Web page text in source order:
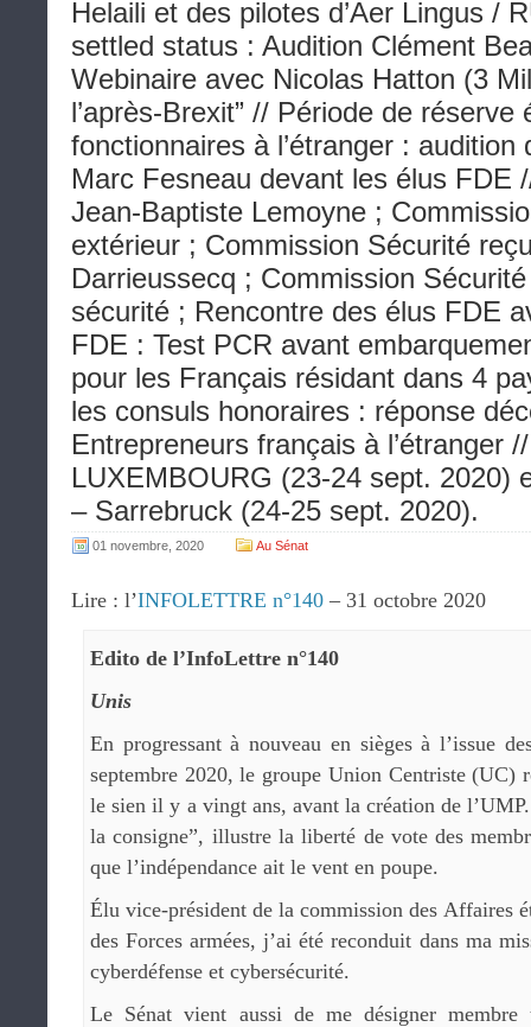
Helaili et des pilotes d’Aer Lingus /
settled status : Audition Clément
Webinaire avec Nicolas Hatton (3
l’après-Brexit” // Période de réserve
fonctionnaires à l’étranger : audition
Marc Fesneau devant les élus FDE
Jean-Baptiste Lemoyne ;
extérieur ; Commission Sécurité
Darrieussecq ; Commission
sécurité ; Rencontre des élus FDE
FDE : Test PCR avant
pour les Français résidant dans 4
les consuls honoraires : réponse
Entrepreneurs français à l’étranger
LUXEMBOURG (23-24 sept. 2020)
– Sarrebruck (24-25 sept. 2020).
01 novembre, 2020 Au Sénat
Lire : l’INFOLETTRE n°140 – 31 octobre 2020
Edito de l’InfoLettre n°140
Unis
En progressant à nouveau en sièges à l’issue
septembre 2020, le groupe Union Centriste (UC)
le sien il y a vingt ans, avant la création de
la consigne”, illustre la liberté de vote des
que l’indépendance ait le vent en poupe.
Élu vice-président de la commission des Affaires
des Forces armées, j’ai été reconduit dans ma
cyberdéfense et cybersécurité.
Le Sénat vient aussi de me désigner